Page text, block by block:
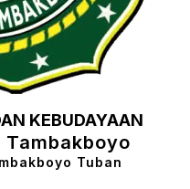
KEBUDAYAAN
Tuban